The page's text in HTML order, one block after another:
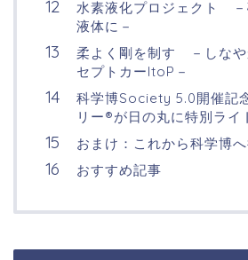
水素液化プロジェクト －
液体に－
柔よく剛を制す －しなや
セプトカーItoP－
科学博Society 5.0開催記
リー®が日の丸に特別ライ
おまけ：これから科学博
おすすめ記事